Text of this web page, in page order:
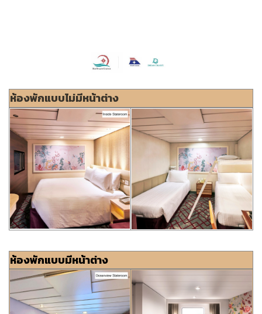
ห้องพักแบบไม่มีหน้าต่าง
ห้องพักแบบมีหน้าต่าง